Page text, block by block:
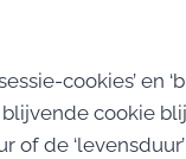
cookies’
cookie
de